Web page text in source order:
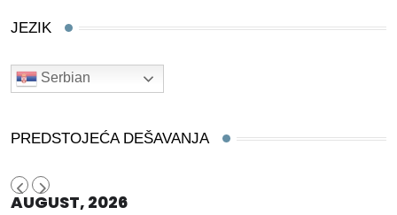
JEZIK
Serbian
PREDSTOJEĆA DEŠAVANJA
AUGUST, 2026